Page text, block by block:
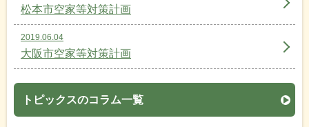
松本市空家等対策計画
2019.06.04
大阪市空家等対策計画
トピックスのコラム一覧